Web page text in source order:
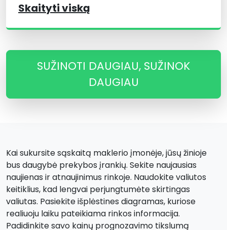
Skaityti viską
SUŽINOTI DAUGIAU, SUŽINOK
DAUGIAU
Kai sukursite sąskaitą maklerio įmonėje, jūsų žinioje
bus daugybė prekybos įrankių. Sekite naujausias
naujienas ir atnaujinimus rinkoje. Naudokite valiutos
keitiklius, kad lengvai perjungtumėte skirtingas
valiutas. Pasiekite išplėstines diagramas, kuriose
realiuoju laiku pateikiama rinkos informacija.
Padidinkite savo kainų prognozavimo tikslumą